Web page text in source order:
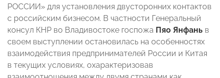
РОССИИ» для установления двусторонних контактов
с российским бизнесом. В частности Генеральный
консул КНР во Владивостоке госпожа Пяо Янфань в
своем выступлении остановилась на особенностях
взаимодействия предпринимателей России и Китая
в текущих условиях, охарактеризовав